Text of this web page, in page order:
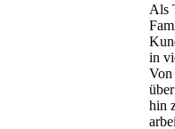
Als
in
Von
hin